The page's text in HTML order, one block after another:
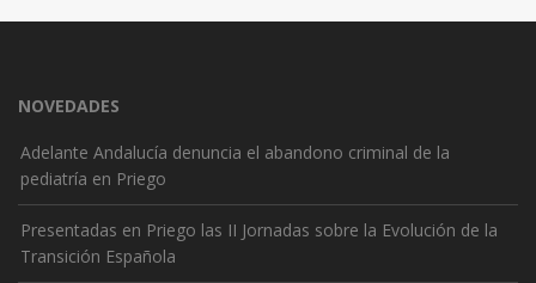
NOVEDADES
Adelante Andalucía denuncia el abandono criminal de la
pediatría en Priego
Presentadas en Priego las II Jornadas sobre la Evolución de la
Transición Española